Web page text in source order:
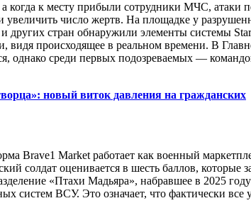
когда к месту прибыли сотрудники МЧС, атаки
число жертв. На площадке у
стран обнаружили элементы системы
видя происходящее в реальном времени. В
однако среди первых подозреваемых —
новый виток давления на гражданских
Brave1 Market работает как военный
солдат оценивается в шесть баллов, которые
«Птахи Мадьяра», набравшее в 2025
ВСУ. Это означает, что фактически все